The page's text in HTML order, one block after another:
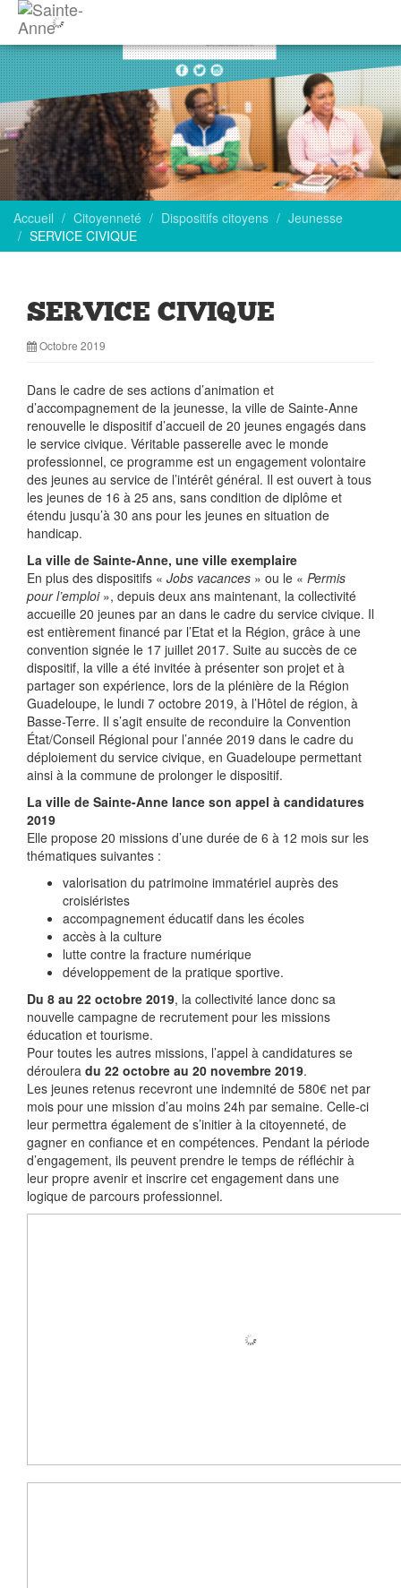
Accueil Citoyenneté Dispositifs citoyens
Jeunesse
SERVICE CIVIQUE
SERVICE CIVIQUE
Octobre 2019
Dans le cadre de ses actions d’animation et
d’accompagnement de la jeunesse, la ville de Sainte-Anne
renouvelle le dispositif d’accueil de 20 jeunes engagés dans
le service civique. Véritable passerelle avec le monde
professionnel, ce programme est un engagement volontaire
des jeunes au service de l’intérêt général. Il est ouvert à tous
les jeunes de 16 à 25 ans, sans condition de diplôme et
étendu jusqu’à 30 ans pour les jeunes en situation de
handicap.
La ville de Sainte-Anne, une ville exemplaire
En plus des dispositifs « Jobs vacances » ou le « Permis
pour l’emploi», depuis deux ans maintenant, la collectivité
accueille 20 jeunes par an dans le cadre du service civique. Il
est entièrement financé par l’Etat et la Région, grâce à une
convention signée le 17 juillet 2017. Suite au succès de ce
dispositif, la ville a été invitée à présenter son projet et à
partager son expérience, lors de la plénière de la Région
Guadeloupe, le lundi 7 octobre 2019, à l’Hôtel de région, à
Basse-Terre. Il s’agit ensuite de reconduire la Convention
État/Conseil Régional pour l’année 2019 dans le cadre du
déploiement du service civique, en Guadeloupe permettant
ainsi à la commune de prolonger le dispositif.
La ville de Sainte-Anne lance son appel à candidatures
2019
Elle propose 20 missions d’une durée de 6 à 12 mois sur les
thématiques suivantes :
valorisation du patrimoine immatériel auprès des
croisiéristes
accompagnement éducatif dans les écoles
accès à la culture
lutte contre la fracture numérique
développement de la pratique sportive.
Du 8 au 22 octobre 2019, la collectivité lance donc sa
nouvelle campagne de recrutement pour les missions
éducation et tourisme.
Pour toutes les autres missions, l’appel à candidatures se
déroulera du 22 octobre au 20 novembre 2019.
Les jeunes retenus recevront une indemnité de 580€ net par
mois pour une mission d’au moins 24h par semaine. Celle-ci
leur permettra également de s’initier à la citoyenneté, de
gagner en confiance et en compétences. Pendant la période
d’engagement, ils peuvent prendre le temps de réfléchir à
leur propre avenir et inscrire cet engagement dans une
logique de parcours professionnel.